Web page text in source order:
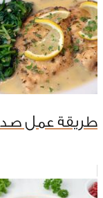
طريقة عمل